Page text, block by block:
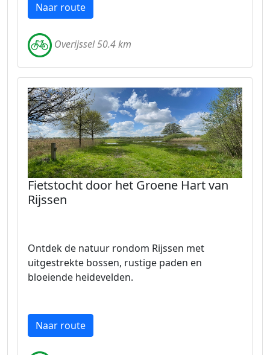
Naar route
Overijssel 50.4 km
Fietstocht door het Groene Hart van
Rijssen
Ontdek de natuur rondom Rijssen met
uitgestrekte bossen, rustige paden en
bloeiende heidevelden.
Naar route